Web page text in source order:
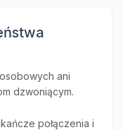
ani
dzwoniącym.
połączenia i